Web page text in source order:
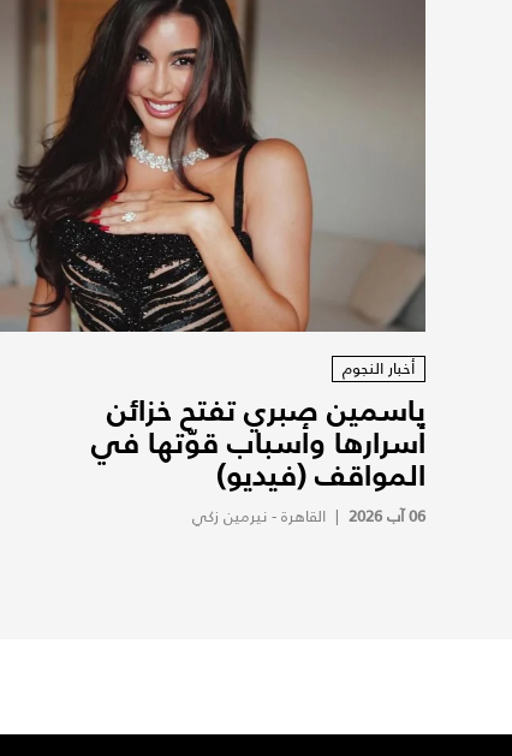
أخبار النجوم
ياسمين صبري تفتح خزائن
أسرارها وأسباب قوّتها في
المواقف (فيديو)
06 آب 2026 | القاهرة - نيرمين زكي